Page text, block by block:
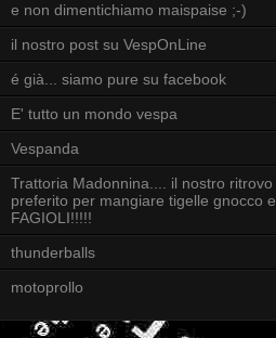
e non dimentichiamo maispaise ;-)
il nostro post su VespOnLine
é già... siamo pure su facebook
E' tutto un mondo vespa
Vespanda
Trattoria Madonnina.... il nostro ritrovo
preferito per mangiare tigelle gnocco e
FAGIOLI!!!!!
thunderballs
motoprollo